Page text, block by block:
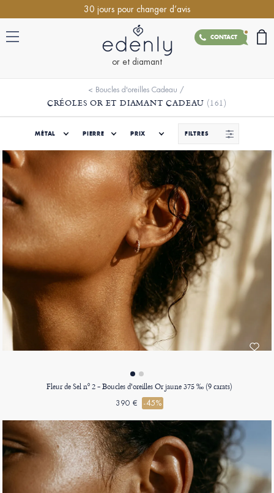
30 jours pour changer d’avis
CONTACT
or et diamant
< Boucles d'oreilles Cadeau /
CRÉOLES OR ET DIAMANT CADEAU (161)
MÉTAL PIERRE PRIX FILTRES
Fleur de Sel nº 2 - Boucles d'oreilles Or jaune 375 ‰ (9 carats)
390 € -45%